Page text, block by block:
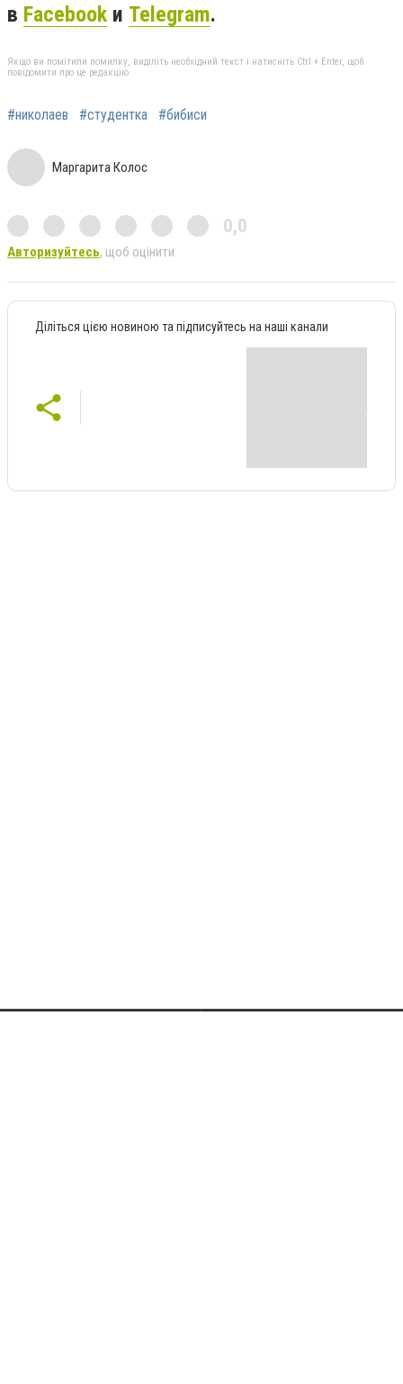
в Facebook и Telegram.
Якщо ви помітили помилку, виділіть необхідний текст і натисніть Ctrl + Enter, щоб
повідомити про це редакцію
#николаев #студентка #бибиси
Маргарита Колос
0,0
Авторизуйтесь, щоб оцінити
Діліться цією новиною та підписуйтесь на наші канали